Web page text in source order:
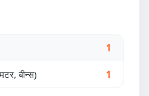
1
बीन्स) 1